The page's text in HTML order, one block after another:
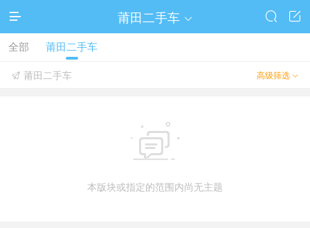
 莆田二手车  

全部 莆田二手车
高级筛选 
 莆田二手车

本版块或指定的范围内尚无主题